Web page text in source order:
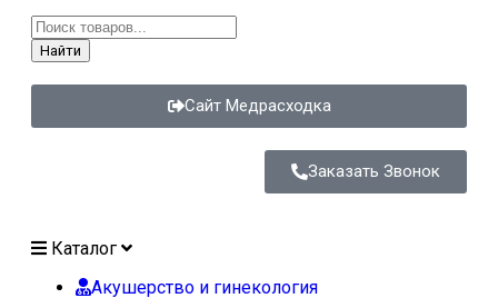
Найти
Сайт Медрасходка
Заказать Звонок
Каталог
Акушерство и гинекология